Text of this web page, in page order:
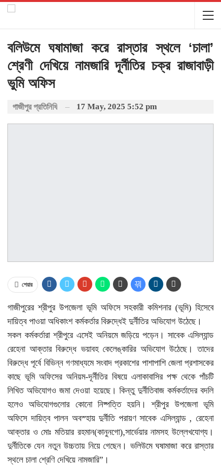
বলিউমে ঘষামাজা করে রাস্তার স্থলে ‘চালা’
শ্রেণী দেখিয়ে নামজারি দূর্নীতির চক্র রাজাবাড়ী
ভুমি অফিস
গাজীপুর প্রতিনিধি 17 May, 2025 5:52 pm
শেয়ার
গাজীপুরের শ্রীপুর উপজেলা ভূমি অফিসে সহকারী কমিশনার (ভূমি) হিসেবে
দায়িত্ব পাওয়া অধিকাংশ কর্মকর্তার বিরুদ্ধেই দুর্নীতির অভিযোগ উঠেছে।
সকল কর্মকর্তারা শ্রীপুরে এসেই অনিয়মে জড়িয়ে পড়েন। সাবেক এসিল্যান্ড
রেহেনা আক্তার বিরুদ্ধে ভয়াবহ কেলেঙ্কারির অভিযোগ উঠেছে। তাদের
বিরুদ্ধে পূর্বে বিভিন্ন গণমাধ্যমে সংবাদ প্রকাশের পাশাপাশি জেলা প্রশাসকের
কাছে ভূমি অফিসের অনিয়ম-দূর্নীতির বিষয়ে এলাকাবাসির পক্ষ থেকে পাঁচটি
লিখিত অভিযোগও জমা দেওয়া হয়েছে। কিন্তু দুর্নীতিবাজ কর্মকর্তাদের বদলি
হলেও অভিযোগগুলোর কোনো নিষ্পত্তি হয়নি। শ্রীপুর উপজেলা ভূমি
অফিসে দায়িত্ব পালন অবস্হায় দুর্নীতি পরায়ণ সাবেক এসিল্যান্ড , রেহেনা
আক্তার ও মোঃ মতিয়ার রহমান(কানুনগো),সার্ভেয়ার নামসহ উল্লেখযোগ্য।
দুর্নীতিকে যেন নতুন উচ্চতায় নিয়ে গেছেন। ভলিউমে ঘষামাজা করে রাস্তার
স্থলে চালা শ্রেণি দেখিয়ে নামজারি”।